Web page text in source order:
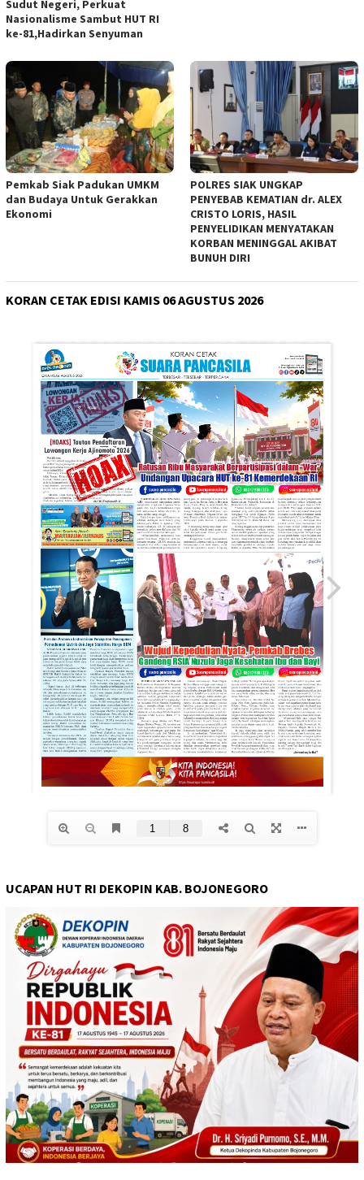
Sudut Negeri, Perkuat
Nasionalisme Sambut HUT RI
ke-81,Hadirkan Senyuman
Pemkab Siak Padukan UMKM
dan Budaya Untuk Gerakkan
Ekonomi
POLRES SIAK UNGKAP
PENYEBAB KEMATIAN dr. ALEX
CRISTO LORIS, HASIL
PENYELIDIKAN MENYATAKAN
KORBAN MENINGGAL AKIBAT
BUNUH DIRI
KORAN CETAK EDISI KAMIS 06 AGUSTUS 2026
UCAPAN HUT RI DEKOPIN KAB. BOJONEGORO